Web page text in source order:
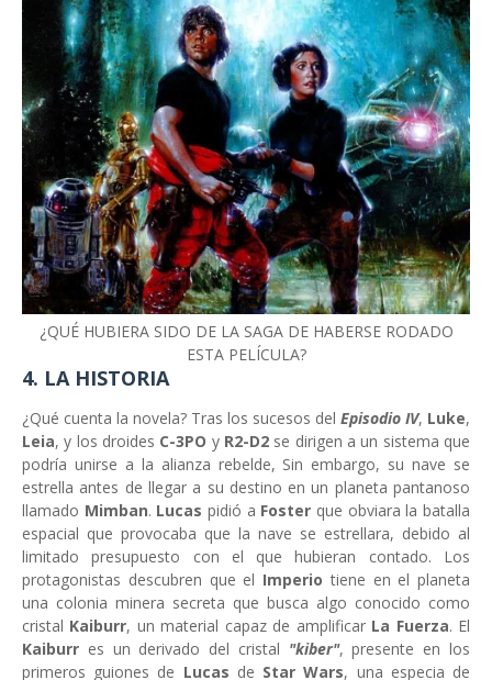
¿QUÉ HUBIERA SIDO DE LA SAGA DE HABERSE RODADO
ESTA PELÍCULA?
4. LA HISTORIA
¿Qué cuenta la novela? Tras los sucesos del Episodio IV, Luke,
Leia, y los droides C-3PO yR2-D2 se dirigen a un sistema que
podría unirse a la alianza rebelde, Sin embargo, su nave se
estrella antes de llegar a su destino en un planeta pantanoso
llamado Mimban. Lucaspidió a Foster que obviara la batalla
espacial que provocaba que la nave se estrellara, debido al
limitado presupuesto con el que hubieran contado. Los
protagonistas descubren que el Imperiotiene en el planeta
una colonia minera secreta que busca algo conocido como
cristal Kaiburr, un material capaz de amplificar La Fuerza. El
Kaiburr es un derivado del cristal "kiber", presente en los
primeros guiones de Lucas de Star Wars, una especia de